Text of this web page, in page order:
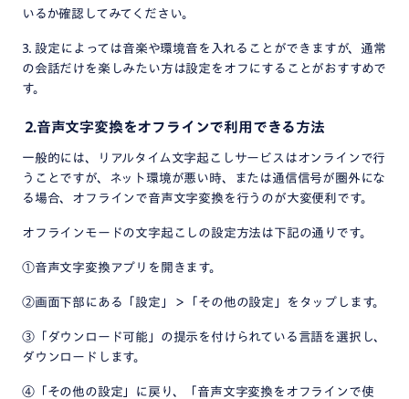
いるか確認してみてください。
3. 設定によっては音楽や環境音を入れることができますが、通常
の会話だけを楽しみたい方は設定をオフにすることがおすすめで
す。
⒉音声文字変換をオフラインで利用できる方法
一般的には、リアルタイム文字起こしサービスはオンラインで行
うことですが、ネット環境が悪い時、または通信信号が圏外にな
る場合、オフラインで音声文字変換を行うのが大変便利です。
オフラインモードの文字起こしの設定方法は下記の通りです。
①音声文字変換アプリを開きます。
②画面下部にある「設定」＞「その他の設定」をタップします。
③「ダウンロード可能」の提示を付けられている言語を選択し、
ダウンロードします。
④「その他の設定」に戻り、「音声文字変換をオフラインで使